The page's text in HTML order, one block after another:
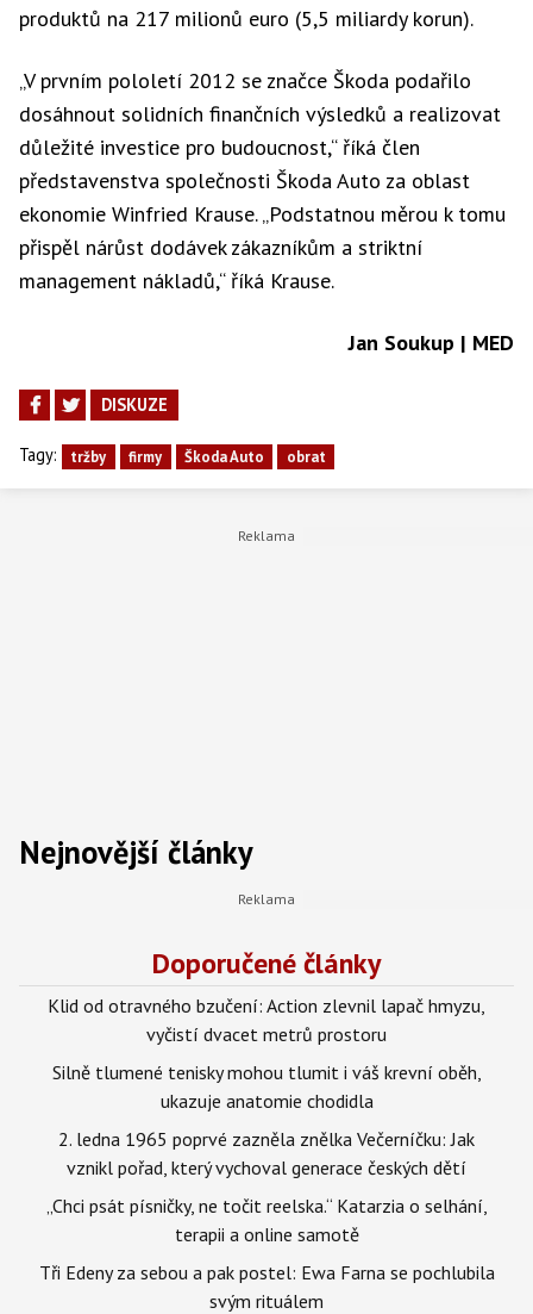
produktů na 217 milionů euro (5,5 miliardy korun).
„V prvním pololetí 2012 se značce Škoda podařilo
dosáhnout solidních finančních výsledků a realizovat
důležité investice pro budoucnost,“ říká člen
představenstva společnosti Škoda Auto za oblast
ekonomie Winfried Krause. „Podstatnou měrou k tomu
přispěl nárůst dodávek zákazníkům a striktní
management nákladů,“ říká Krause.
Jan Soukup | MED
DISKUZE
Tagy: tržby firmy Škoda Auto obrat
Nejnovější články
Doporučené články
Klid od otravného bzučení: Action zlevnil lapač hmyzu,
vyčistí dvacet metrů prostoru
Silně tlumené tenisky mohou tlumit i váš krevní oběh,
ukazuje anatomie chodidla
2. ledna 1965 poprvé zazněla znělka Večerníčku: Jak
vznikl pořad, který vychoval generace českých dětí
„Chci psát písničky, ne točit reelska.“ Katarzia o selhání,
terapii a online samotě
Tři Edeny za sebou a pak postel: Ewa Farna se pochlubila
svým rituálem